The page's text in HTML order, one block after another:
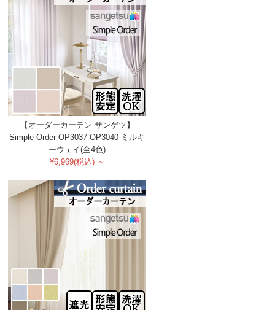
【オーダーカーテン サンゲツ】
Simple Order OP3037-OP3040 ミルキ
ーウェイ(全4色)
¥6,969(税込) ～